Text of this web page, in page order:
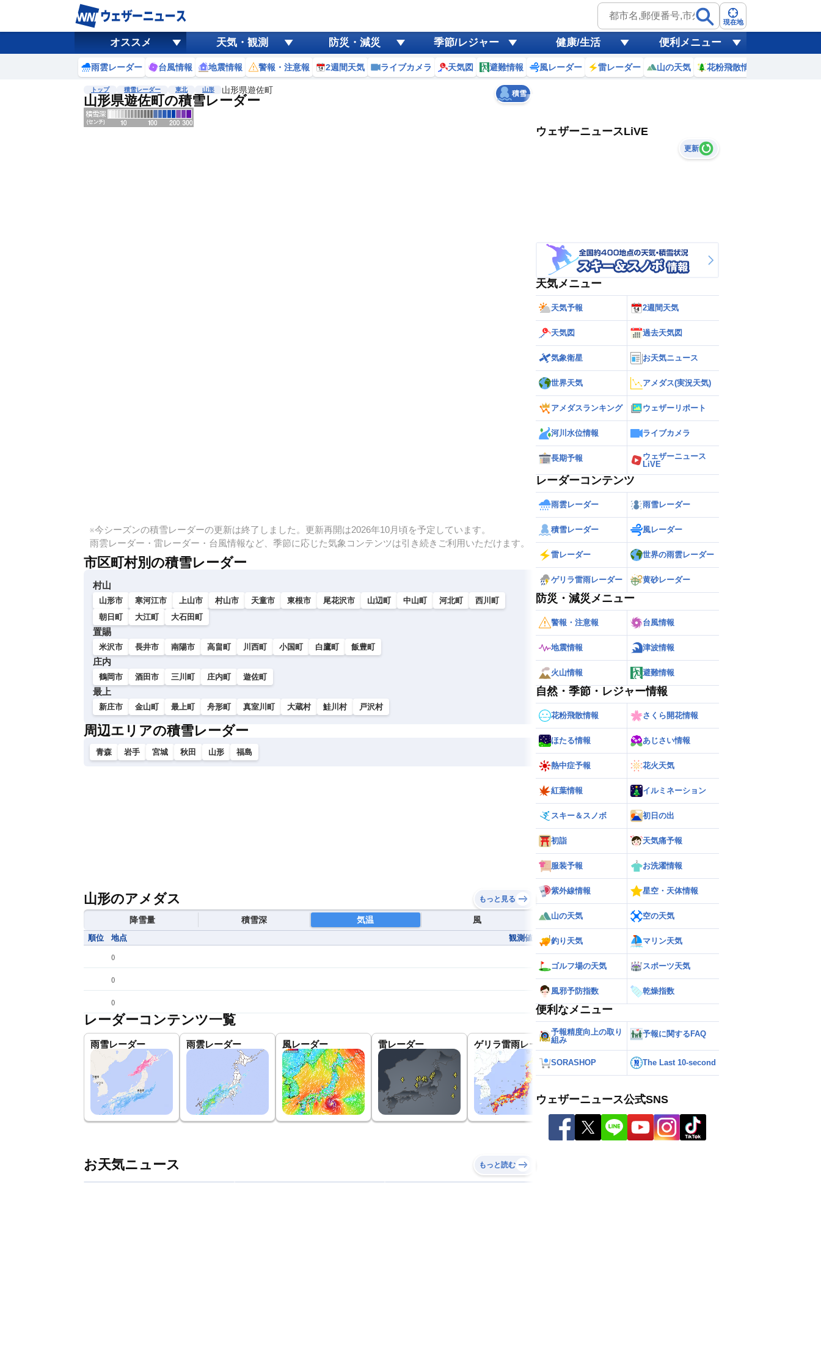
現在地
オススメ 天気・観測 防災・減災 季節/レジャー 健康/生活 便利メニュー
雨雲レーダー 台風情報 地震情報 警報・注意報 2週間天気 ライブカメラ 天気図 避難情報 風レーダー 雷レーダー 山の天気 花粉飛散情報
トップ 積雪レーダー 東北 山形 山形県遊佐町
山形県遊佐町の積雪レーダー 積雪
黄砂
天気 台風
※今シーズンの積雪レーダーの更新は終了しました。更新再開は2026年10月頃を予定しています。
雨雲レーダー・雷レーダー・台風情報など、季節に応じた気象コンテンツは引き続きご利用いただけます。
市区町村別の積雪レーダー
村山
山形市 寒河江市 上山市 村山市 天童市 東根市 尾花沢市 山辺町 中山町 河北町
西川町
朝日町
大江町 大石田町
置賜
米沢市 長井市 南陽市 高畠町 川西町 小国町 白鷹町 飯豊町
庄内
鶴岡市 酒田市 三川町 庄内町 遊佐町
最上
新庄市 金山町 最上町 舟形町 真室川町 大蔵村 鮭川村 戸沢村
周辺エリアの積雪レーダー
青森 岩手 宮城 秋田 山形 福島
山形のアメダス もっと見る
降雪量 積雪深 気温 風
順位 地点 観測値
()
()
()
レーダーコンテンツ一覧
雨雪レーダー 雨雲レーダー 風レーダー 雷レーダー ゲリラ雷雨レーダー
お天気ニュース もっと読む
ウェザーニュースLiVE
更新
天気メニュー
天気予報 2週間天気
天気図 過去天気図
気象衛星 お天気ニュース
世界天気 アメダス(実況天気)
アメダスランキング ウェザーリポート
河川水位情報 ライブカメラ
長期予報
ウェザーニュース
LiVE
レーダーコンテンツ
雨雲レーダー 雨雪レーダー
積雪レーダー 風レーダー
雷レーダー 世界の雨雲レーダー
ゲリラ雷雨レーダー 黄砂レーダー
防災・減災メニュー
警報・注意報 台風情報
地震情報 津波情報
火山情報 避難情報
自然・季節・レジャー情報
花粉飛散情報 さくら開花情報
ほたる情報 あじさい情報
熱中症予報 花火天気
紅葉情報 イルミネーション
スキー＆スノボ 初日の出
初詣 天気痛予報
服装予報 お洗濯情報
紫外線情報 星空・天体情報
山の天気 空の天気
釣り天気 マリン天気
ゴルフ場の天気 スポーツ天気
風邪予防指数 乾燥指数
便利なメニュー
予報精度向上の取り
組み
予報に関するFAQ
SORASHOP The Last 10-second
ウェザーニュース公式SNS